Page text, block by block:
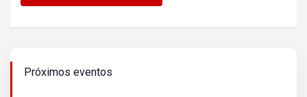
Próximos eventos